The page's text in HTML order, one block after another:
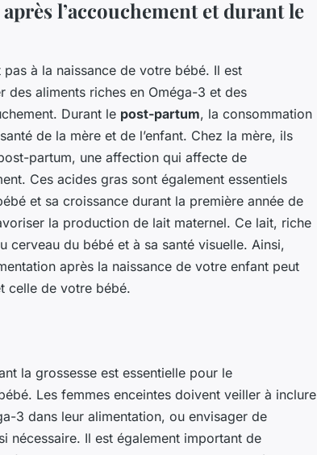
l’accouchement et durant le
à la naissance de votre bébé. Il est
des aliments riches en Oméga-3 et des
Durant le post-partum, la consommation
de la mère et de l’enfant. Chez la mère, ils
partum, une affection qui affecte de
Ces acides gras sont également essentiels
et sa croissance durant la première année de
la production de lait maternel. Ce lait, riche
cerveau du bébé et à sa santé visuelle. Ainsi,
après la naissance de votre enfant peut
celle de votre bébé.
la grossesse est essentielle pour le
Les femmes enceintes doivent veiller à inclure
3 dans leur alimentation, ou envisager de
nécessaire. Il est également important de